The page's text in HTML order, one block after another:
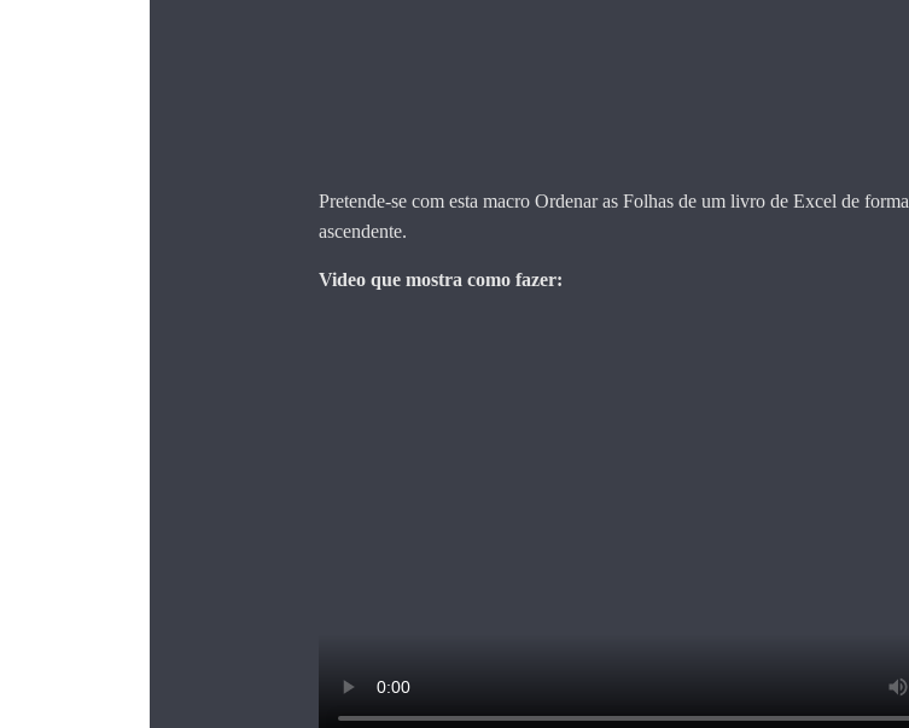
Pretende-se com esta macro Ordenar as Folhas de um livro de Excel de forma
ascendente.
Video que mostra como fazer: